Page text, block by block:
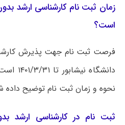
زمان ثبت نام کارشناسی ارشد
است؟
فرصت ثبت نام جهت پذیرش
نحوه و زمان ثبت نام توضیح
ثبت نام در کارشناسی ارشد